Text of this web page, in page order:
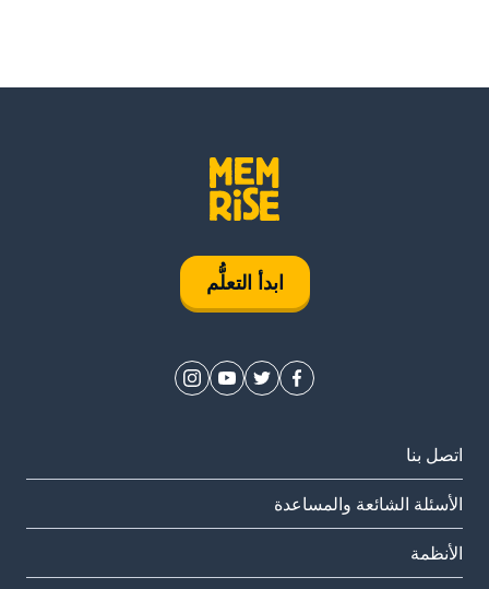
ابدأ التعلُّم
اتصل بنا
الأسئلة الشائعة والمساعدة
الأنظمة